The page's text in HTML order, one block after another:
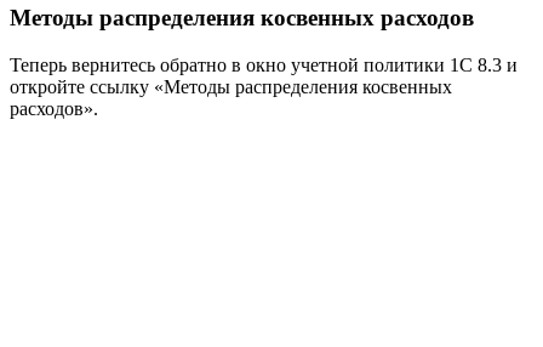
Методы распределения косвенных расходов
Теперь вернитесь обратно в окно учетной политики 1С 8.3 и
откройте ссылку «Методы распределения косвенных
расходов».